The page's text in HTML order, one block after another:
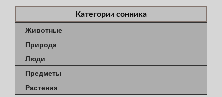
Категории сонника
Животные
Природа
Люди
Предметы
Растения